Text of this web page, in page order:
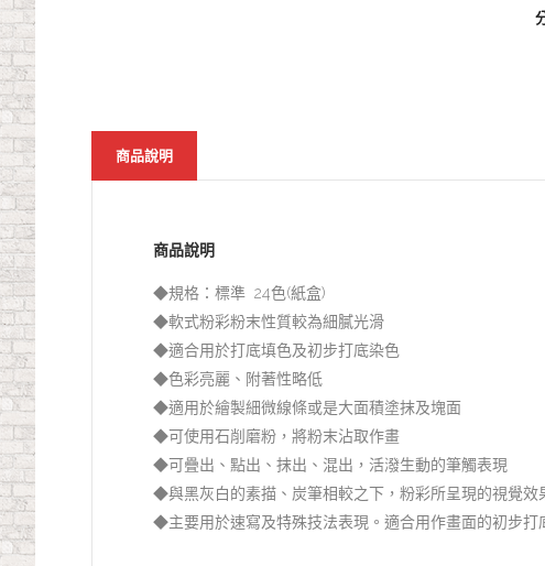
商品說明
商品說明
◆規格：標準 24色(紙盒)
◆軟式粉彩粉末性質較為細膩光滑
◆適合用於打底填色及初步打底染色
◆色彩亮麗、附著性略低
◆適用於繪製細微線條或是大面積塗抹及塊面
◆可使用石削磨粉，將粉末沾取作畫
◆可疊出、點出、抹出、混出，活潑生動的筆觸表現
◆與黑灰白的素描、炭筆相較之下，粉彩所呈現的視覺效
◆主要用於速寫及特殊技法表現。適合用作畫面的初步打